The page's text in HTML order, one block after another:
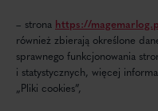
– strona https://
również zbierają określone
sprawnego funkcjonowania
i statystycznych, więcej
„Pliki cookies”,